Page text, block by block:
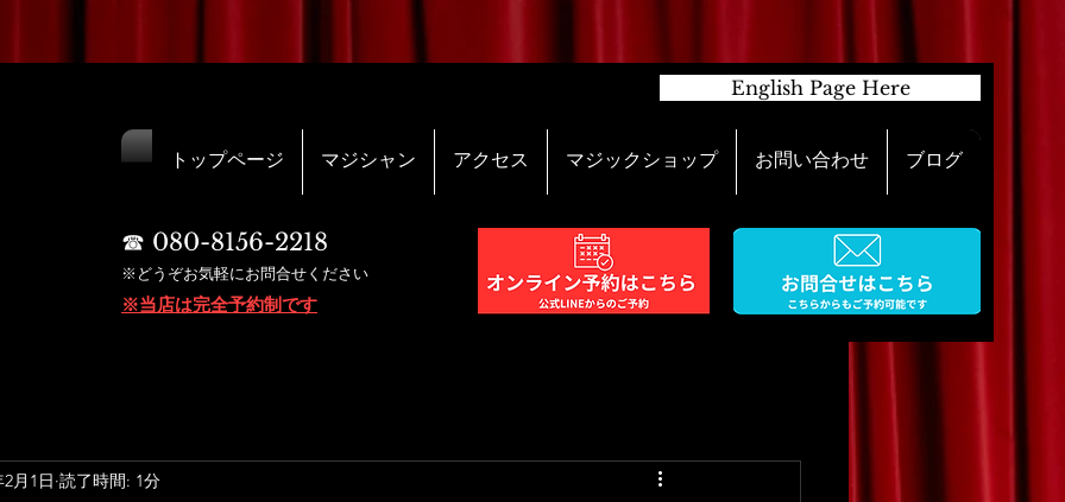
English Page Here
トップページ マジシャン アクセス マジックショップ お問い合わせ ブログ
☎︎ 080-8156-2218
※どうぞお気軽にお問合せください
※当店は完全予約制です
2月1日 読了時間: 1分